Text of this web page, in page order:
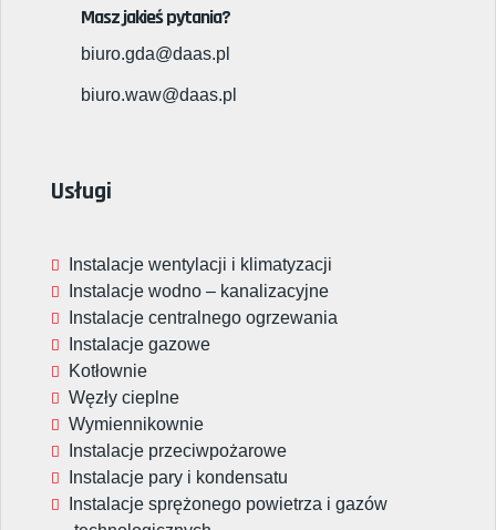
Masz jakieś pytania?
biuro.gda@daas.pl
biuro.waw@daas.pl
Usługi
Instalacje wentylacji i klimatyzacji
Instalacje wodno – kanalizacyjne
Instalacje centralnego ogrzewania
Instalacje gazowe
Kotłownie
Węzły cieplne
Wymiennikownie
Instalacje przeciwpożarowe
Instalacje pary i kondensatu
Instalacje sprężonego powietrza i gazów